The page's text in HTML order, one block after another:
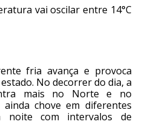
vai oscilar entre 14°C
fria avança e provoca
No decorrer do dia, a
mais no Norte e no
chove em diferentes
com intervalos de